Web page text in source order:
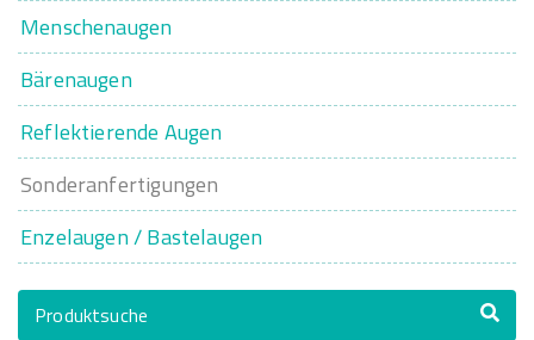
Menschenaugen
Bärenaugen
Reflektierende Augen
Sonderanfertigungen
Enzelaugen / Bastelaugen
Produktsuche